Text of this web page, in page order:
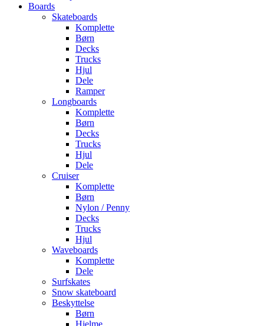
Boards
Skateboards
Komplette
Børn
Decks
Trucks
Hjul
Dele
Ramper
Longboards
Komplette
Børn
Decks
Trucks
Hjul
Dele
Cruiser
Komplette
Børn
Nylon / Penny
Decks
Trucks
Hjul
Waveboards
Komplette
Dele
Surfskates
Snow skateboard
Beskyttelse
Børn
Hjelme